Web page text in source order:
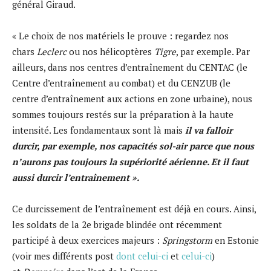
général Giraud.
« Le choix de nos matériels le prouve : regardez nos
chars Leclercou nos hélicoptères Tigre, par exemple. Par
ailleurs, dans nos centres d’entraînement ​du CENTAC (le
Centre d’entraînement au combat) et du CENZUB (le
centre d’entraînement aux actions en zone urbaine)​, nous
sommes toujours restés sur la préparation à la haute
intensité. Les fondamentaux sont là mais il va falloir
durcir, par exemple, nos capacités sol-air parce que nous
n’aurons pas toujours la supériorité aérienne. Et il faut
aussi durcir l’entraînement ».
Ce durcissement de l’entraînement est déjà en cours. Ainsi,
les soldats de la 2e brigade blindée ont récemment
participé à deux exercices majeurs : Springstorm en Estonie
(voir mes différents post dont celui-ci et celui-ci)